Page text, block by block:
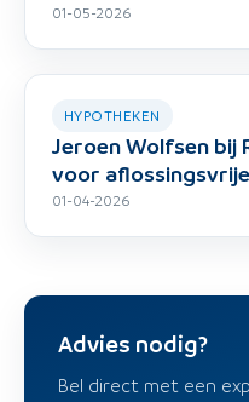
01-05-2026
HYPOTHEKEN
Jeroen Wolfsen bij
voor
01-04-2026
Advies nodig?
Bel direct met een